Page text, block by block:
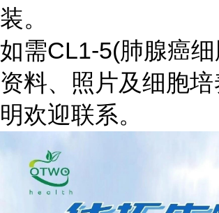
装。
如需CL1-5(肺腺癌
资料、照片及细胞
明欢迎联系。